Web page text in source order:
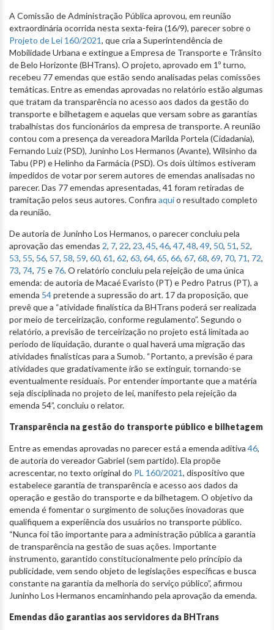
A Comissão de Administração Pública aprovou, em reunião
extraordinária ocorrida nesta sexta-feira (16/9), parecer sobre o
Projeto de Lei 160/2021, que cria a Superintendência de
Mobilidade Urbana e extingue a Empresa de Transporte e Trânsito
de Belo Horizonte (BHTrans). O projeto, aprovado em 1º turno,
recebeu 77 emendas que estão sendo analisadas pelas comissões
temáticas. Entre as emendas aprovadas no relatório estão algumas
que tratam da transparência no acesso aos dados da gestão do
transporte e bilhetagem e aquelas que versam sobre as garantias
trabalhistas dos funcionários da empresa de transporte. A reunião
contou com a presença da vereadora Marilda Portela (Cidadania),
Fernando Luiz (PSD), Juninho Los Hermanos (Avante), Wilsinho da
Tabu (PP) e Helinho da Farmácia (PSD). Os dois últimos estiveram
impedidos de votar por serem autores de emendas analisadas no
parecer. Das 77 emendas apresentadas, 41 foram retiradas de
tramitação pelos seus autores. Confira aquio resultado completo
da reunião.
De autoria de Juninho Los Hermanos, o parecer concluiu pela
aprovação das emendas 2, 7, 22, 23, 45, 46, 47, 48, 49, 50, 51, 52,
53, 55, 56, 57, 58, 59, 60, 61, 62, 63, 64, 65, 66, 67, 68, 69, 70, 71, 72,
73, 74, 75 e 76. O relatório concluiu pela rejeição de uma única
emenda: de autoria de Macaé Evaristo (PT) e Pedro Patrus (PT), a
emenda 54pretende a supressão do art. 17 da proposição, que
prevê que a “atividade finalística da BHTrans poderá ser realizada
por meio de terceirização, conforme regulamento”. Segundo o
relatório, a previsão de terceirização no projeto está limitada ao
período de liquidação, durante o qual haverá uma migração das
atividades finalísticas para a Sumob. “Portanto, a previsão é para
atividades que gradativamente irão se extinguir, tornando-se
eventualmente residuais. Por entender importante que a matéria
seja disciplinada no projeto de lei, manifesto pela rejeição da
emenda 54”, concluiu o relator.
Transparência na gestão do transporte público e bilhetagem
Entre as emendas aprovadas no parecer está a emenda aditiva 46,
de autoria do vereador Gabriel (sem partido). Ela propõe
acrescentar, no texto original do PL 160/2021, dispositivo que
estabelece garantia de transparência e acesso aos dados da
operação e gestão do transporte e da bilhetagem. O objetivo da
emenda é fomentar o surgimento de soluções inovadoras que
qualifiquem a experiência dos usuários no transporte público.
“Nunca foi tão importante para a administração pública a garantia
de transparência na gestão de suas ações. Importante
instrumento, garantido constitucionalmente pelo princípio da
publicidade, vem sendo objeto de legislações específicas e busca
constante na garantia da melhoria do serviço público”, afirmou
Juninho Los Hermanos encaminhando pela aprovação da emenda.
Emendas dão garantias aos servidores da BHTrans